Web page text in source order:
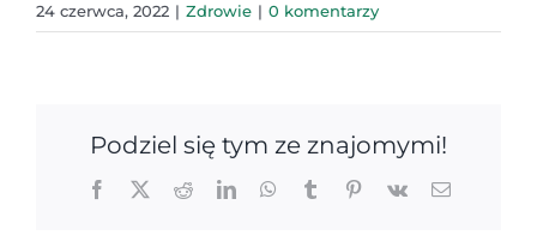
24 czerwca, 2022 | Zdrowie | 0 komentarzy
Podziel się tym ze znajomymi!
Facebook
X RedditLinkedInWhatsApp
TumblrPinterest
Vk Email